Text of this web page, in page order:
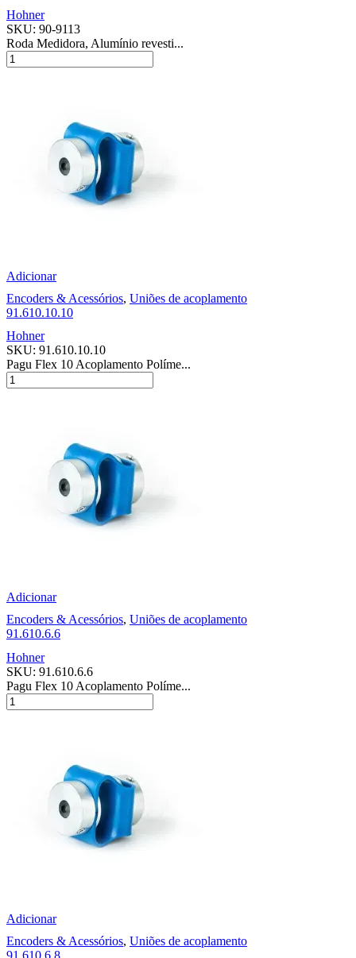
Hohner
SKU: 90-9113
Roda Medidora, Alumínio revesti...
Adicionar
Encoders & Acessórios, Uniões de acoplamento
91.610.10.10
Hohner
SKU: 91.610.10.10
Pagu Flex 10 Acoplamento Políme...
Adicionar
Encoders & Acessórios, Uniões de acoplamento
91.610.6.6
Hohner
SKU: 91.610.6.6
Pagu Flex 10 Acoplamento Políme...
Adicionar
Encoders & Acessórios, Uniões de acoplamento
91.610.6.8